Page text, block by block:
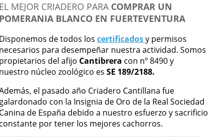
MEJOR CRIADERO PARA COMPRAR UN
BLANCO EN FUERTEVENTURA
de todos los certificadosy permisos
para desempeñar nuestra actividad. Somos
del afijo Cantibrera con nº 8490 y
núcleo zoológico es SE 189/2188.
el pasado año Criadero Cantillana fue
con la Insignia de Oro de la Real Sociedad
de España debido a nuestro esfuerzo y sacrificio
por tener los mejores cachorros.